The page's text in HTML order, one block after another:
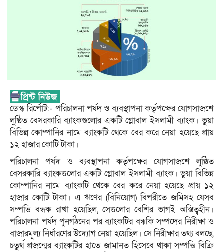
ডেস্ক রির্পোট:- পরিচালনা পর্ষদ ও ব্যবস্থাপনা কর্তৃপক্ষের যোগসাজশে
লুণ্ঠিত বেসরকারি ব্যাংকগুলোর একটি গ্লোবাল ইসলামী ব্যাংক। ভুয়া
বিভিন্ন কোম্পানির নামে ব্যাংকটি থেকে বের করে নেয়া হয়েছে প্রায়
১২ হাজার কোটি টাকা।
পরিচালনা পর্ষদ ও ব্যবস্থাপনা কর্তৃপক্ষের যোগসাজশে লুণ্ঠিত
বেসরকারি ব্যাংকগুলোর একটি গ্লোবাল ইসলামী ব্যাংক। ভুয়া বিভিন্ন
কোম্পানির নামে ব্যাংকটি থেকে বের করে নেয়া হয়েছে প্রায় ১২
হাজার কোটি টাকা। এ ঋণের (বিনিয়োগ) বিপরীতে জমিসহ যেসব
সম্পত্তি বন্ধক রাখা হয়েছিল, সেগুলোর বেশির ভাগই অস্তিত্বহীন।
পরিচালনা পর্ষদ পুনর্গঠনের পর ব্যাংকটির বন্ধকি সম্পদের নিরীক্ষা ও
বাজারমূল্য নির্ধারণের উদ্যোগ নেয়া হয়েছিল। সে নিরীক্ষার তথ্য বলছে,
চতুর্থ প্রজন্মের ব্যাংকটির হাতে জামানত হিসেবে থাকা সম্পত্তি বিক্রি